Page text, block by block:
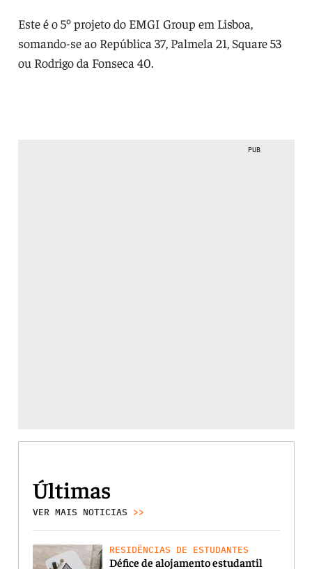
Este é o 5º projeto do EMGI Group em Lisboa,
somando-se ao República 37, Palmela 21, Square 53
ou Rodrigo da Fonseca 40.
PUB
Últimas
VER MAIS NOTICIAS >>
RESIDÊNCIAS DE ESTUDANTES
Défice de alojamento estudantil